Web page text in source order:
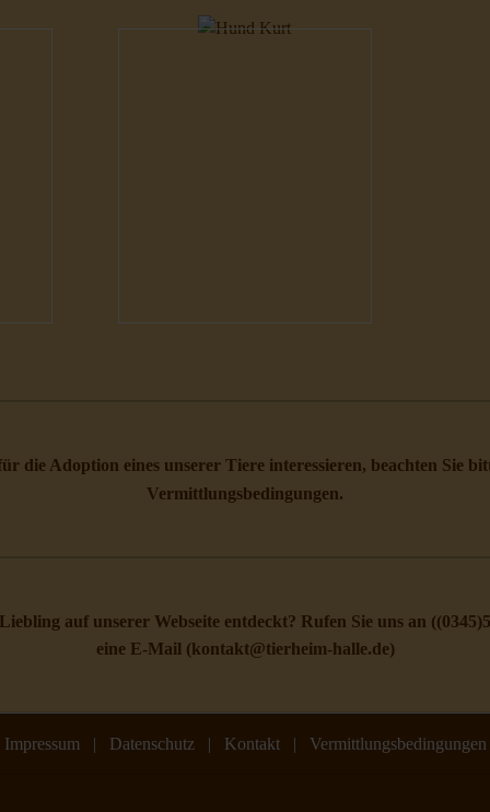
die Adoption eines unserer Tiere interessieren, beachten Sie
Vermittlungsbedingungen.
auf unserer Webseite entdeckt? Rufen Sie uns an (
eine E-Mail (kontakt@tierheim-halle.de)
Impressum| Datenschutz| Kontakt| Vermittlungsbedingungen